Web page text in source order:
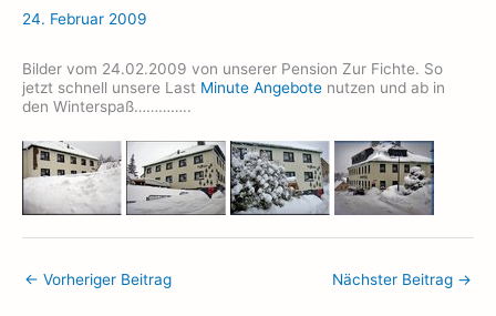
24. Februar 2009
Bilder vom 24.02.2009 von unserer Pension Zur Fichte. So
jetzt schnell unsere Last Minute Angebote nutzen und ab in
den Winterspaß…………..
← Vorheriger Beitrag Nächster Beitrag →